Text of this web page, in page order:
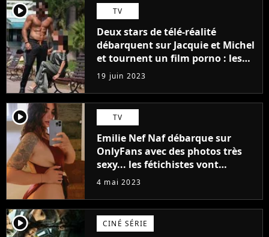
player2 TV
Deux stars de télé-réalité
débarquent sur Jacquie et Michel
et tournent un film porno : les
premières images du tournage
(exclu)
19 juin 2023
player2 TV
Emilie Nef Naf débarque sur
OnlyFans avec des photos très
sexy... les fétichistes vont
prendre leur pied !
4 mai 2023
player2 CINÉ SÉRIE